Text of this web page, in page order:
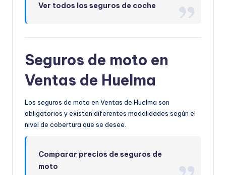
Ver todos los seguros de coche
Seguros de moto en
Ventas de Huelma
Los seguros de moto en Ventas de Huelma son
obligatorios y existen diferentes modalidades según el
nivel de cobertura que se desee.
Comparar precios de seguros de
moto